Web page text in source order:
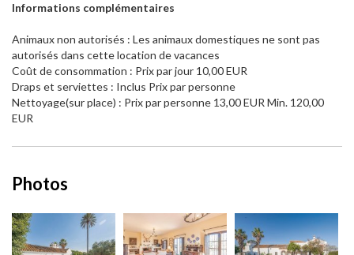
Informations complémentaires
Animaux non autorisés : Les animaux domestiques ne sont pas
autorisés dans cette location de vacances
Coût de consommation : Prix par jour 10,00 EUR
Draps et serviettes : Inclus Prix par personne
Nettoyage(sur place) : Prix par personne 13,00 EUR Min. 120,00
EUR
Photos